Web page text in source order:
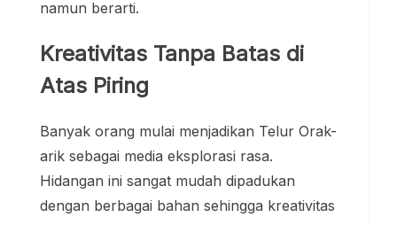
namun berarti.
Kreativitas Tanpa Batas di
Atas Piring
Banyak orang mulai menjadikan Telur Orak-
arik sebagai media eksplorasi rasa.
Hidangan ini sangat mudah dipadukan
dengan berbagai bahan sehingga kreativitas